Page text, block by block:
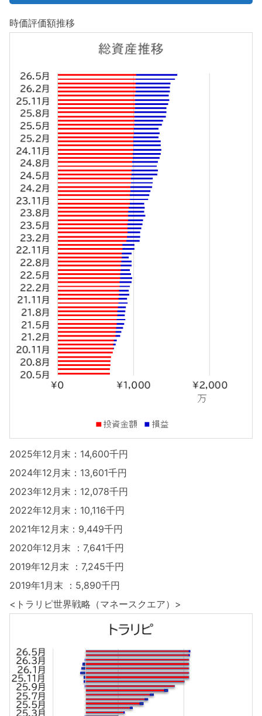
時価評価額推移
2025年12月末：14,600千円
2024年12月末：13,601千円
2023年12月末：12,078千円
2022年12月末：10,116千円
2021年12月末：9,449千円
2020年12月末 ：7,641千円
2019年12月末 ：7,245千円
2019年1月末 ：5,890千円
<トラリピ世界戦略（マネースクエア）>